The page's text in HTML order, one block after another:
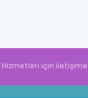
Hizmetleri için